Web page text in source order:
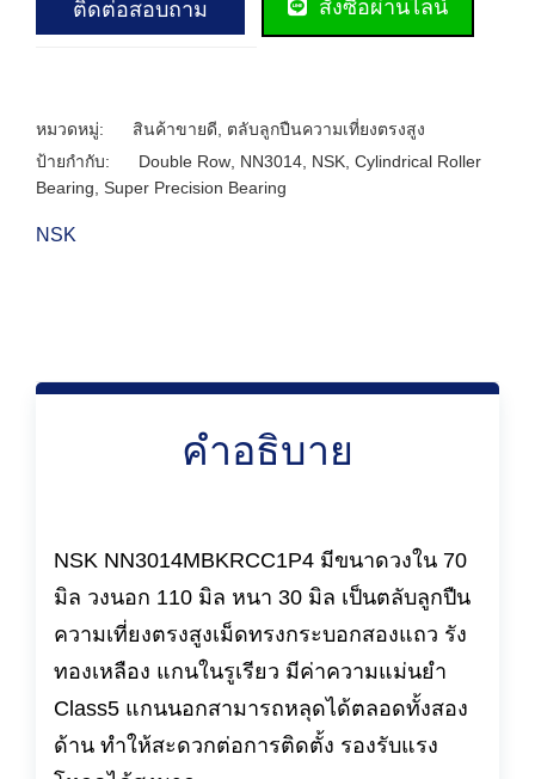
ติดต่อสอบถาม สั่งซื้อผ่านไลน์
หมวดหมู่: สินค้าขายดี, ตลับลูกปืนความเที่ยงตรงสูง
ป้ายกำกับ:
Double Row, NN3014, NSK, Cylindrical Roller
Bearing, Super Precision Bearing
NSK
คำอธิบาย
NSK NN3014MBKRCC1P4 มีขนาดวงใน 70
มิล วงนอก 110 มิล หนา 30 มิล เป็นตลับลูกปืน
ความเที่ยงตรงสูงเม็ดทรงกระบอกสองแถว รัง
ทองเหลือง แกนในรูเรียว มีค่าความแม่นยำ
Class5 แกนนอกสามารถหลุดได้ตลอดทั้งสอง
ด้าน ทำให้สะดวกต่อการติดตั้ง รองรับแรง